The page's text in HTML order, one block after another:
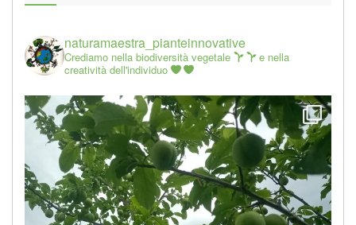
naturamaestra_pianteinnovative
Crediamo nella biodiversità vegetale
e nella
creatività dell'individuo